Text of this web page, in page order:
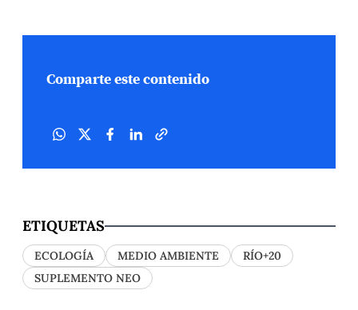
Comparte este contenido
ETIQUETAS
ECOLOGÍA MEDIO AMBIENTE
RÍO+20
SUPLEMENTO NEO